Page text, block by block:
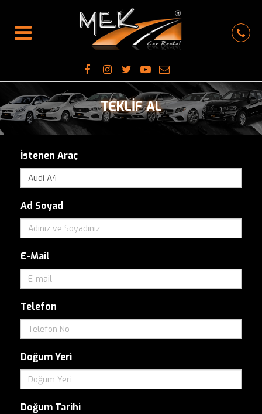
TEKLİF AL
İstenen Araç
Ad Soyad
E-Mail
Telefon
Doğum Yeri
Doğum Tarihi